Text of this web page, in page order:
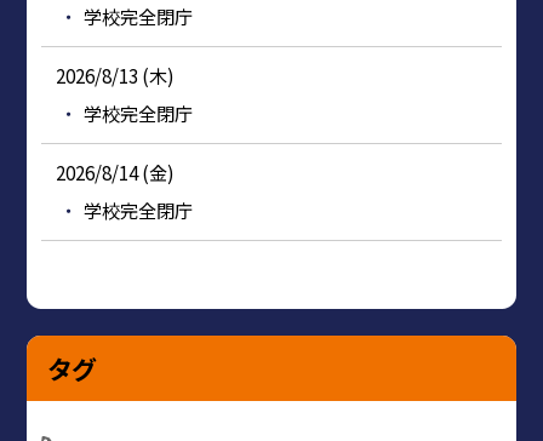
学校完全閉庁
2026/8/13 (木)
学校完全閉庁
2026/8/14 (金)
学校完全閉庁
タグ